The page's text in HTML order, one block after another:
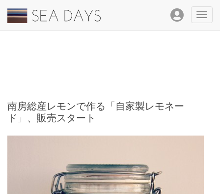
南房総産レモンで作る「自家製レモネー
ド」、販売スタート